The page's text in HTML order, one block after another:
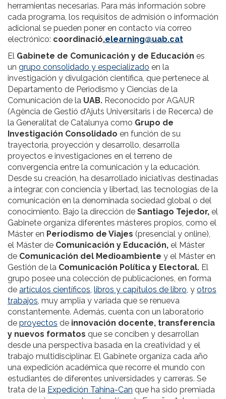
herramientas necesarias. Para más información sobre
cada programa, los requisitos de admisión o información
adicional se pueden poner en contacto vía correo
electrónico: coordinació.elearning@uab.cat
El Gabinete de Comunicación y de Educación es
un grupo consolidado y especializado en la
investigación y divulgación científica, que pertenece al
Departamento de Periodismo y Ciencias de la
Comunicación de la UAB. Reconocido por AGAUR
(Agència de Gestió d’Ajuts Universitaris i de Recerca) de
la Generalitat de Catalunya como Grupo de
Investigación Consolidado en función de su
trayectoria, proyección y desarrollo, desarrolla
proyectos e investigaciones en el terreno de
convergencia entre la comunicación y la educación.
Desde su creación, ha desarrollado iniciativas destinadas
a integrar, con conciencia y libertad, las tecnologías de la
comunicación en la denominada sociedad global o del
conocimiento. Bajo la dirección de Santiago Tejedor, el
Gabinete organiza diferentes másteres propios, como el
Máster en Periodismo de Viajes (presencial y online),
el Máster de Comunicación y Educación, el Máster
de Comunicación del Medioambiente y el Máster en
Gestión de la Comunicación Política y Electoral. El
grupo posee una colección de publicaciones, en forma
de artículos científicos, libros y capítulos de libro , y otros
trabajos , muy amplia y variada que se renueva
constantemente. Además, cuenta con un laboratorio
de proyectos de innovación docente, transferencia
y nuevos formatos que se conciben y desarrollan
desde una perspectiva basada en la creatividad y el
trabajo multidisciplinar. El Gabinete organiza cada año
una expedición académica que recorre el mundo con
estudiantes de diferentes universidades y carreras. Se
trata de la Expedición Tahina-Can que ha sido premiada